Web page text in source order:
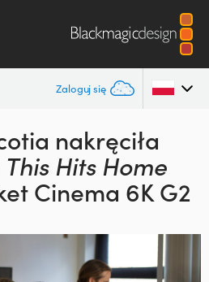
Zaloguj się
nakręciła
This Hits Home
Cinema 6K G2